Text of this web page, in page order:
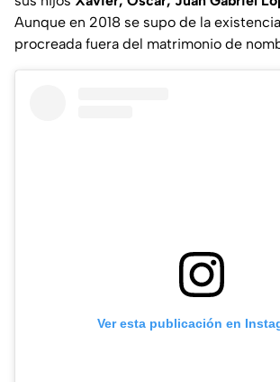
Aunque en 2018 se supo de la
procreada fuera del matrimonio de
Ver esta publicación en